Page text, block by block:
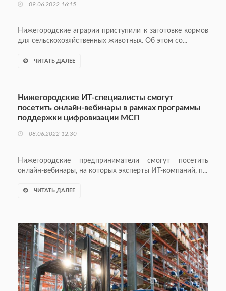
09.06.2022 16:15
Нижегородские аграрии приступили к заготовке кормов
для сельскохозяйственных животных. Об этом со...
ЧИТАТЬ ДАЛЕЕ
Нижегородские ИТ-специалисты смогут
посетить онлайн-вебинары в рамках программы
поддержки цифровизации МСП
08.06.2022 12:30
Нижегородские предприниматели смогут посетить
онлайн-вебинары, на которых эксперты ИТ-компаний, п...
ЧИТАТЬ ДАЛЕЕ